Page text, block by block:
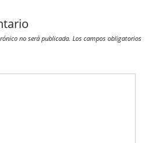
no será publicada. Los campos obligatorios